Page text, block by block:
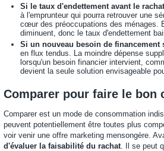
Si le taux d'endettement avant le
à l'emprunteur qui pourra retrouver une
cœur des préoccupations des ménages.
diminuent, donc le taux d'endettement
Si un nouveau besoin de financement
en flux tendus. La moindre dépense
lorsqu'un besoin financier intervient,
devient la seule solution envisageable
Comparer pour faire le bon
Comparer est un mode de consommation
peuvent potentiellement être toutes plus
voir venir une offre marketing mensongère.
d'évaluer la faisabilité du rachat. Il se peut